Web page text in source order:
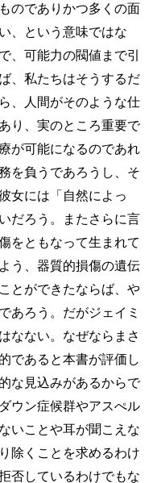
のでありかつ多くの面
、という意味ではな
、可能力の閥値まで引
、私たちはそうするだ
、人間がそのような仕
り、実のところ重要で
が可能になるのであれ
を負うであろうし、そ
女には「自然によっ
だろう。またさらに言
をともなって生まれて
う、器質的損傷の遺伝
とができたならば、や
あろう。だがジェイミ
なない。なぜならまさ
であると本書が評価し
な見込みがあるからで
ウン症候群やアスぺル
いことや耳が聞こえな
除くことを求めるわけ
否しているわけでもな